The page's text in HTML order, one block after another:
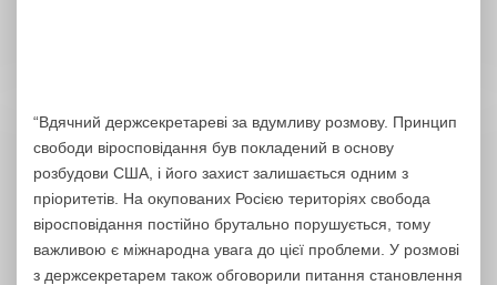
“Вдячний держсекретареві за вдумливу розмову. Принцип
свободи віросповідання був покладений в основу
розбудови США, і його захист залишається одним з
пріоритетів. На окупованих Росією територіях свобода
віросповідання постійно брутально порушується, тому
важливою є міжнародна увага до цієї проблеми. У розмові
з держсекретарем також обговорили питання становлення